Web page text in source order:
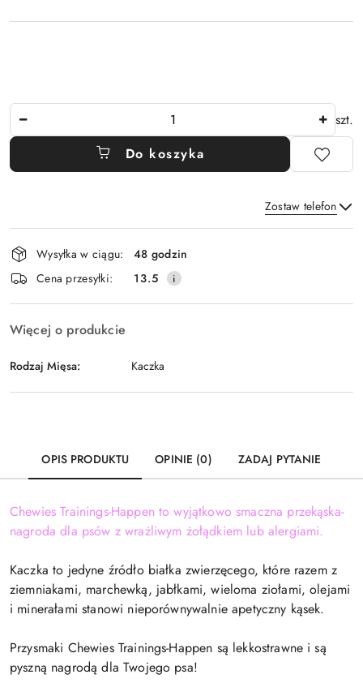
szt.
Do koszyka
Zostaw telefon
Wyślij
Dostępność
i
dostawa
Wysyłka w ciągu:
48 godzin
Cena przesyłki:
13.5
Więcej o produkcie
Rodzaj Mięsa: Kaczka
OPIS PRODUKTU OPINIE (0) ZADAJ PYTANIE
Chewies Trainings-Happen to wyjątkowo smaczna przekąska-
nagroda dla psów z wrażliwym żołądkiem lub alergiami.
Kaczka to jedyne źródło białka zwierzęcego, które razem z
ziemniakami, marchewką, jabłkami, wieloma ziołami, olejami
i minerałami stanowi nieporównywalnie apetyczny kąsek.
Przysmaki Chewies Trainings-Happen są lekkostrawne i są
pyszną nagrodą dla Twojego psa!